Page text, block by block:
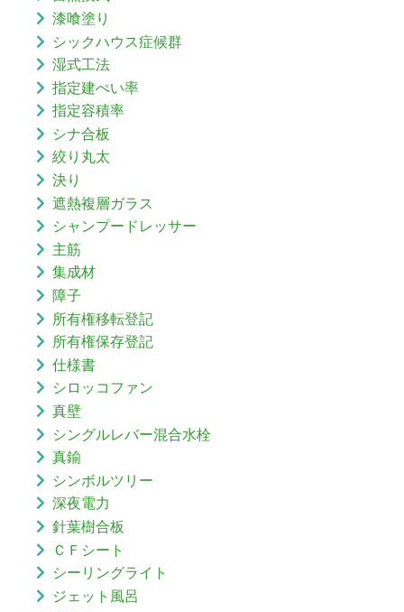
漆喰塗り
シックハウス症候群
湿式工法
指定建ぺい率
指定容積率
シナ合板
絞り丸太
決り
遮熱複層ガラス
シャンプードレッサー
主筋
集成材
障子
所有権移転登記
所有権保存登記
仕様書
シロッコファン
真壁
シングルレバー混合水栓
真鍮
シンボルツリー
深夜電力
針葉樹合板
ＣＦシート
シーリングライト
ジェット風呂